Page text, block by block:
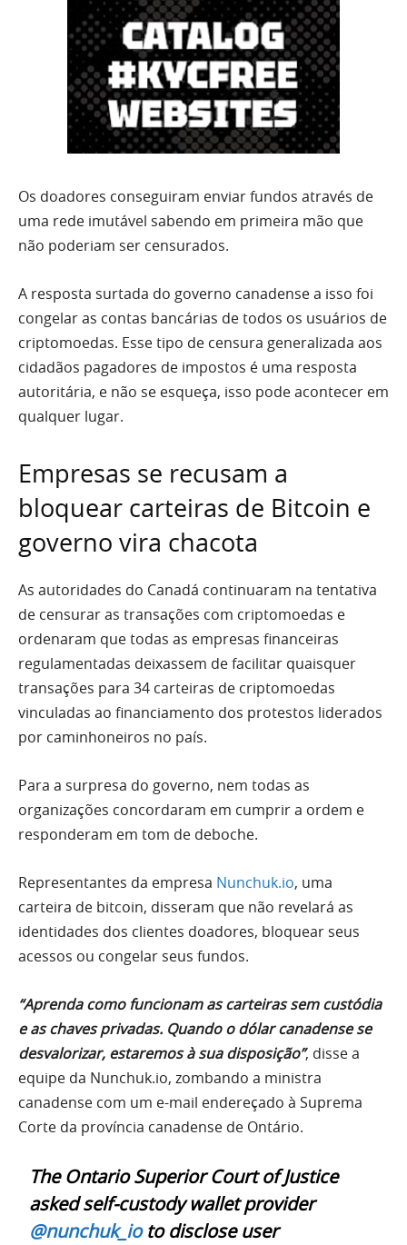
Os doadores conseguiram enviar fundos através de
uma rede imutável sabendo em primeira mão que
não poderiam ser censurados.
A resposta surtada do governo canadense a isso foi
congelar as contas bancárias de todos os usuários de
criptomoedas. Esse tipo de censura generalizada aos
cidadãos pagadores de impostos é uma resposta
autoritária, e não se esqueça, isso pode acontecer em
qualquer lugar.
Empresas se recusam a
bloquear carteiras de Bitcoin e
governo vira chacota
As autoridades do Canadá continuaram na tentativa
de censurar as transações com criptomoedas e
ordenaram que todas as empresas financeiras
regulamentadas deixassem de facilitar quaisquer
transações para 34 carteiras de criptomoedas
vinculadas ao financiamento dos protestos liderados
por caminhoneiros no país.
Para a surpresa do governo, nem todas as
organizações concordaram em cumprir a ordem e
responderam em tom de deboche.
Representantes da empresa Nunchuk.io, uma
carteira de bitcoin, disseram que não revelará as
identidades dos clientes doadores, bloquear seus
acessos ou congelar seus fundos.
“Aprenda como funcionam as carteiras sem custódia
e as chaves privadas. Quando o dólar canadense se
desvalorizar, estaremos à sua disposição”, disse a
equipe da Nunchuk.io, zombando a ministra
canadense com um e-mail endereçado à Suprema
Corte da província canadense de Ontário.
The Ontario Superior Court of Justice
asked self-custody wallet provider
@nunchuk_ioto disclose user